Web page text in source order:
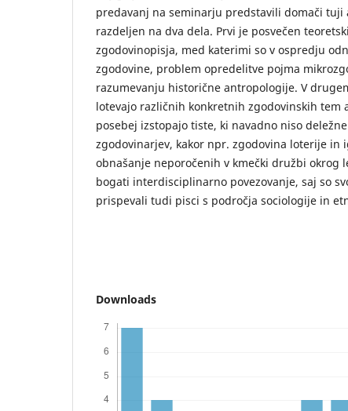
predavanj na seminarju predstavili domači tuji
razdeljen na dva dela. Prvi je posvečen
zgodovinopisja, med katerimi so v ospredju
zgodovine, problem opredelitve pojma
razumevanju historične antropologije. V
lotevajo različnih konkretnih zgodovinskih tem
posebej izstopajo tiste, ki navadno niso
zgodovinarjev, kakor npr. zgodovina loterije in
obnašanje neporočenih v kmečki družbi okrog
bogati interdisciplinarno povezovanje, saj so
prispevali tudi pisci s področja sociologije in
Downloads